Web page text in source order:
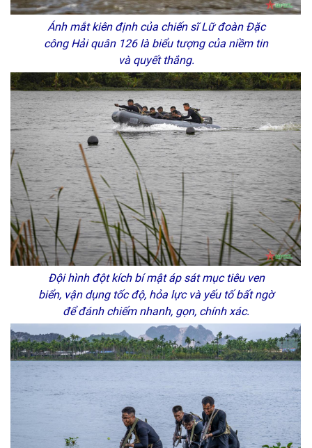
Ánh mắt kiên định của chiến sĩ Lữ đoàn Đặc
công Hải quân 126 là biểu tượng của niềm tin
và quyết thắng.
Đội hình đột kích bí mật áp sát mục tiêu ven
biển, vận dụng tốc độ, hỏa lực và yếu tố bất ngờ
để đánh chiếm nhanh, gọn, chính xác.